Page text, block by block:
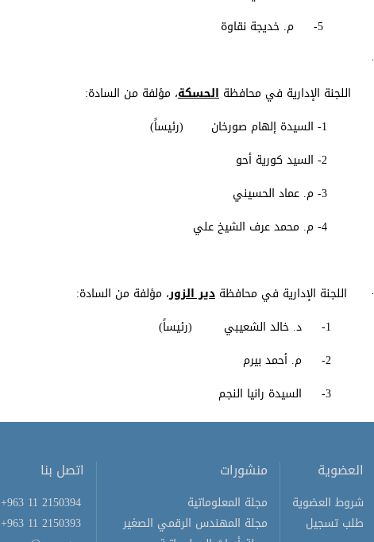
·
اللجنة الإدارية في محافظة الحسكة، مؤلفة من السادة:
· اللجنة الإدارية في محافظة دير الزور، مؤلفة من السادة:
العضوية
شروط العضوية
طلب تسجيل
منشورات
مجلة المعلوماتية
مجلة المهندس الرقمي الصغير
اتصل بنا
+963 11 2150394
+963 11 2150393